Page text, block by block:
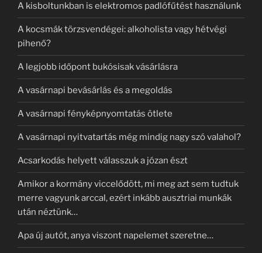
A kisboltunkban is elektromos padlófűtést használunk
A kocsmák törzsvendégei: alkoholista vagy hétvégi
pihenő?
A legjobb időpont bukósisak vásárlásra
A vasárnapi bevásárlás és a megoldás
A vasárnapi fényképnyomtatás ötlete
A vasárnapi nyitvatartás még mindig nagy szó valahol?
Acsarkodás helyett válasszuk a józan észt
Amikor a kormány viccelődött, mi meg azt sem tudtuk
merre vagyunk arccal, ezért inkább ausztriai munkák
után néztünk…
Apa új autót, anya viszont napelemet szeretne…